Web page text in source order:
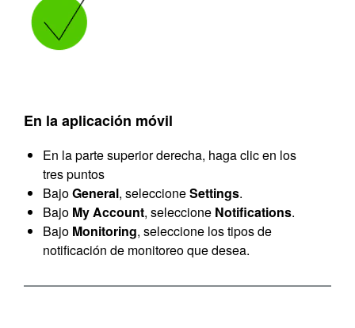
En la aplicación móvil
En la parte superior derecha, haga clic en los
tres puntos
BajoGeneral, seleccioneSettings.
Bajo My Account, seleccione Notifications.
Bajo Monitoring, seleccione los tipos de
notificación de monitoreo que desea.